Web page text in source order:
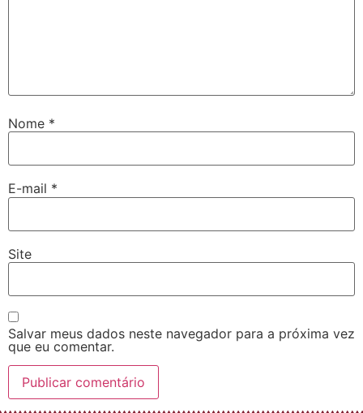
Nome *
E-mail *
Site
Salvar meus dados neste navegador para a próxima vez
que eu comentar.